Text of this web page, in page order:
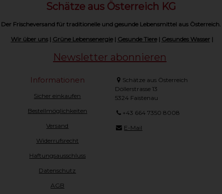
Schätze aus Österreich KG
Der Frischeversand für traditionelle und gesunde Lebensmittel aus Österreich.
Wir über uns| Grüne Lebensenergie| Gesunde Tiere| Gesundes Wasser|
Newsletter abonnieren
Informationen
Sicher einkaufen
Bestellmöglichkeiten
Versand
Widerrufsrecht
Haftungsausschluss
Datenschutz
AGB
Schätze aus Österreich
Döllerstrasse 13
5324 Faistenau
+43 664 7350 8008
E-Mail